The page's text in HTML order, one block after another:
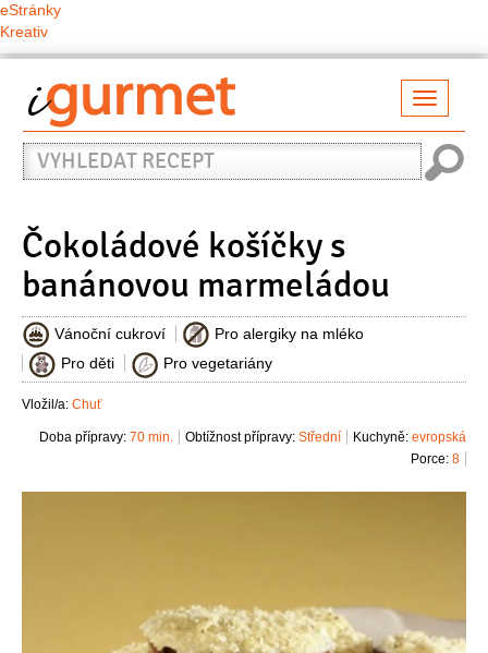
eStránky
Kreativ
Vyhledat
recept
Čokoládové košíčky s
banánovou marmeládou
Vánoční cukroví
Pro alergiky na mléko
Pro děti
Pro vegetariány
Vložil/a: Chuť
Kuchyně: evropská
Obtížnost přípravy: Střední
Doba přípravy: 70 min.
Porce: 8